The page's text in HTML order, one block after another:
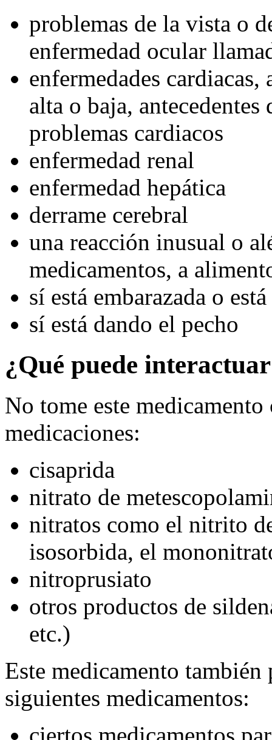
problemas de la vista o
enfermedad ocular
enfermedades
alta o baja,
problemas cardiacos
enfermedad renal
enfermedad hepática
derrame cerebral
una reacción inusual o
medicamentos, a
sí está embarazada o
sí está dando el pecho
¿Qué puede
No tome este
medicaciones:
cisaprida
nitrato de
nitratos como el nitrito
isosorbida, el
nitroprusiato
otros productos de
etc.)
Este medicamento
siguientes medicamentos:
ciertos medicamentos